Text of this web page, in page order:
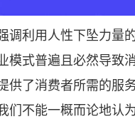
利用人性下坠力量
模式普遍且必然导致
供了消费者所需的服
们不能一概而论地认